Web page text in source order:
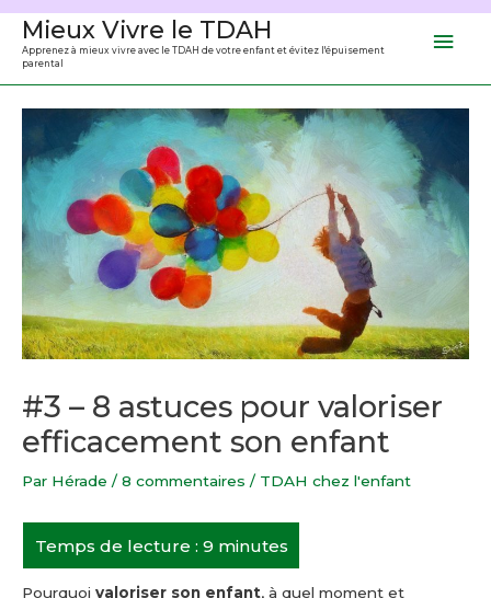
Aller
contenu
Mieux Vivre le TDAH
Apprenez à mieux vivre avec le TDAH de votre enfant et évitez l'épuisement
parental
#3 – 8 astuces pour valoriser
efficacement son enfant
Par Hérade / 8 commentaires / TDAH chez l'enfant
Pourquoi valoriser son enfant, à quel moment et